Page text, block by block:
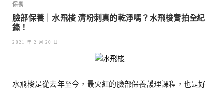
保養
臉部保養｜水飛梭 清粉刺真的乾淨嗎？水飛梭實拍全紀
錄！
2021 年 2 月 20 日
水飛梭是從去年至今，最火紅的臉部保養護理課程，也是好